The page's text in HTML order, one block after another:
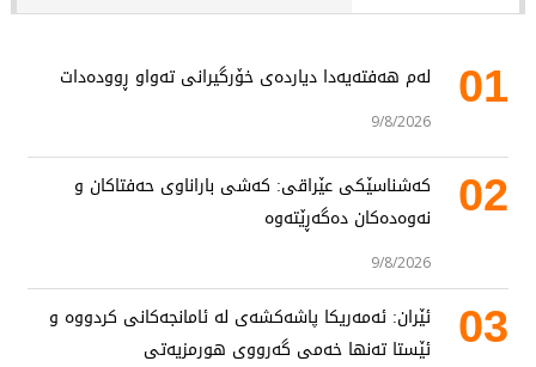
01 لەم هەفتەیەدا دیاردەی خۆرگیرانی تەواو ڕوودەدات
9/8/2026
02
کەشناسێکی عێراقی: کەشی باراناوی حەفتاکان و
نەوەدەکان دەگەڕێتەوە
9/8/2026
03
ئێران: ئەمەریکا پاشەکشەی لە ئامانجەکانی کردووە و
ئێستا تەنها خەمی گەرووی هورمزیەتی